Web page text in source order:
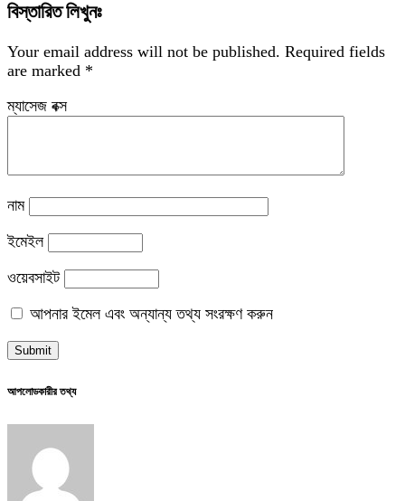
বিস্তারিত লিখুনঃ
Your email address will not be published. Required fields
are marked *
ম্যাসেজ বক্স
নাম
ইমেইল
ওয়েবসাইট
আপনার ইমেল এবং অন্যান্য তথ্য সংরক্ষণ করুন
আপলোডকারীর তথ্য